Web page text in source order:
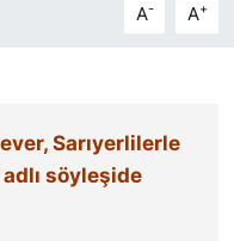
A- A+
Sarıyerlilerle
adlı söyleşide